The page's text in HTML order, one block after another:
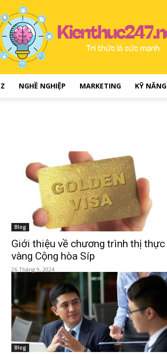
–
Tri
thức
NGHỀ NGHIỆP MARKETING KỸ NĂNG
Blog
Giới thiệu về chương trình thị thực
vàng Cộng hòa Síp
26 Tháng 9, 2024
Blog